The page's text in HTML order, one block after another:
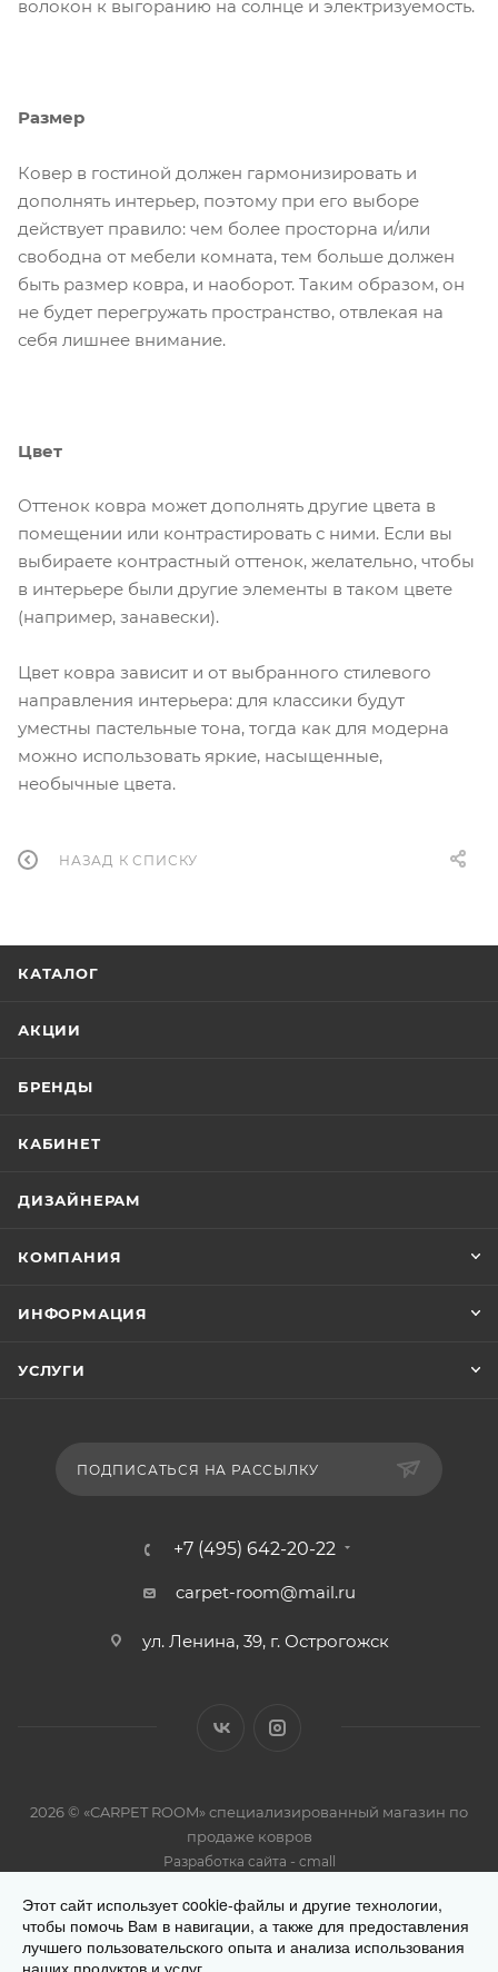
волокон к выгоранию на солнце и электризуемость.
Размер
Ковер в гостиной должен гармонизировать и
дополнять интерьер, поэтому при его выборе
действует правило: чем более просторна и/или
свободна от мебели комната, тем больше должен
быть размер ковра, и наоборот. Таким образом, он
не будет перегружать пространство, отвлекая на
себя лишнее внимание.
Цвет
Оттенок ковра может дополнять другие цвета в
помещении или контрастировать с ними. Если вы
выбираете контрастный оттенок, желательно, чтобы
в интерьере были другие элементы в таком цвете
(например, занавески).
Цвет ковра зависит и от выбранного стилевого
направления интерьера: для классики будут
уместны пастельные тона, тогда как для модерна
можно использовать яркие, насыщенные,
необычные цвета.
НАЗАД К СПИСКУ
КАТАЛОГ
АКЦИИ
БРЕНДЫ
КАБИНЕТ
ДИЗАЙНЕРАМ
КОМПАНИЯ
ИНФОРМАЦИЯ
УСЛУГИ
ПОДПИСАТЬСЯ НА РАССЫЛКУ
+7 (495) 642-20-22
carpet-room@mail.ru
ул. Ленина, 39, г. Острогожск
2026 © «CARPET ROOM» специализированный магазин по
продаже ковров
Разработка сайта - cmall
Этот сайт использует cookie-файлы и другие технологии,
чтобы помочь Вам в навигации, а также для предоставления
лучшего пользовательского опыта и анализа использования
наших продуктов и услуг.